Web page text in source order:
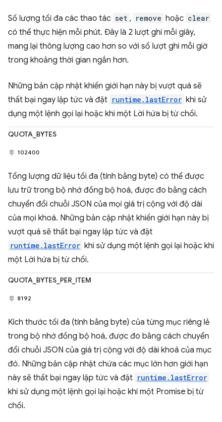
Số lượng tối đa các thao tác set , remove hoặc clear
có thể thực hiện mỗi phút. Đây là 2 lượt ghi mỗi giây,
mang lại thông lượng cao hơn so với số lượt ghi mỗi giờ
trong khoảng thời gian ngắn hơn.
Những bản cập nhật khiến giới hạn này bị vượt quá sẽ
thất bại ngay lập tức và đặt runtime.lastError khi sử
dụng một lệnh gọi lại hoặc khi một Lời hứa bị từ chối.
QUOTA_BYTES
102400
Tổng lượng dữ liệu tối đa (tính bằng byte) có thể được
lưu trữ trong bộ nhớ đồng bộ hoá, được đo bằng cách
chuyển đổi chuỗi JSON của mọi giá trị cộng với độ dài
của mọi khoá. Những bản cập nhật khiến giới hạn này bị
vượt quá sẽ thất bại ngay lập tức và đặt
runtime.lastError khi sử dụng một lệnh gọi lại hoặc khi
một Lời hứa bị từ chối.
QUOTA_BYTES_PER_ITEM
8192
Kích thước tối đa (tính bằng byte) của từng mục riêng lẻ
trong bộ nhớ đồng bộ hoá, được đo bằng cách chuyển
đổi chuỗi JSON của giá trị cộng với độ dài khoá của mục
đó. Những bản cập nhật chứa các mục lớn hơn giới hạn
này sẽ thất bại ngay lập tức và đặt runtime.lastError
khi sử dụng một lệnh gọi lại hoặc khi một Promise bị từ
chối.